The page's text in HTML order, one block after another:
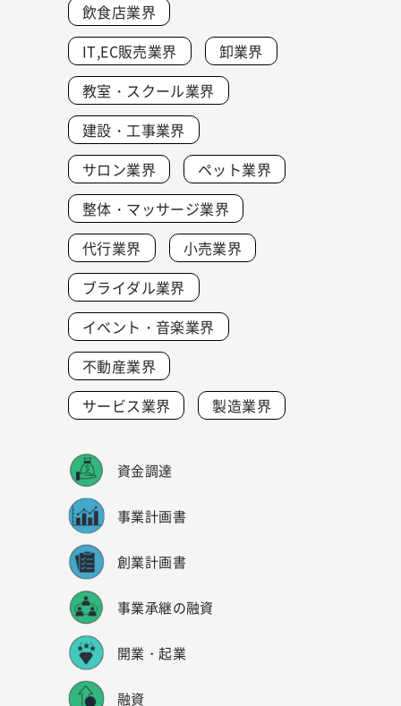
飲食店業界
IT,EC販売業界
卸業界
教室・スクール業界
建設・工事業界
サロン業界
ペット業界
整体・マッサージ業界
代行業界
小売業界
ブライダル業界
イベント・音楽業界
不動産業界
サービス業界
製造業界
資金調達
事業計画書
創業計画書
事業承継の融資
開業・起業
融資